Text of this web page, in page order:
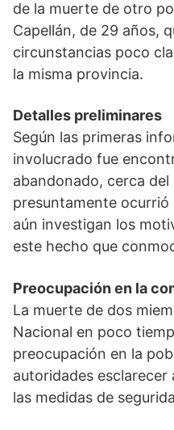
de la muerte de otro
Capellán, de 29 años,
circunstancias poco
la misma provincia.
Detalles preliminares
Según las primeras
involucrado fue
abandonado, cerca
presuntamente ocurrió
aún investigan los
este hecho que
Preocupación en la
La muerte de dos
Nacional en poco
preocupación en la
autoridades
las medidas de